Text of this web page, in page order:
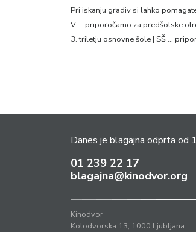
Pri iskanju gradiv si lahko
V … priporočamo za predšolske
3. triletju osnovne šole | SŠ …
Danes je blagajna odprta od
01 239 22 17
blagajna@kinodvor.org
Kinodvor
Kolodvorska 13, 1000 Ljubljana